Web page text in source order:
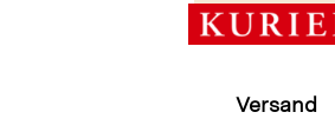
Versand